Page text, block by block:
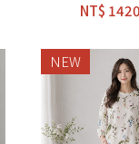
NT$ 1420
NEW